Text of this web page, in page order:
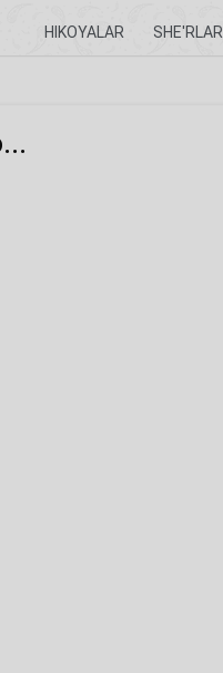
HIKOYALAR SHE'RLAR